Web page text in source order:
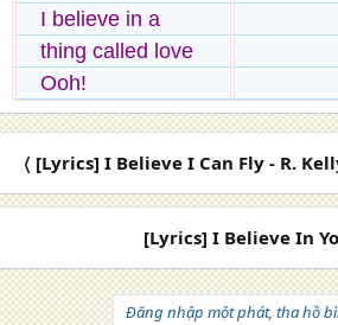
I believe in a
thing called love
Ooh!
〈 [Lyrics] I Believe I Can Fly - R.
[Lyrics] I Believe In
Đăng nhập một phát, tha hồ